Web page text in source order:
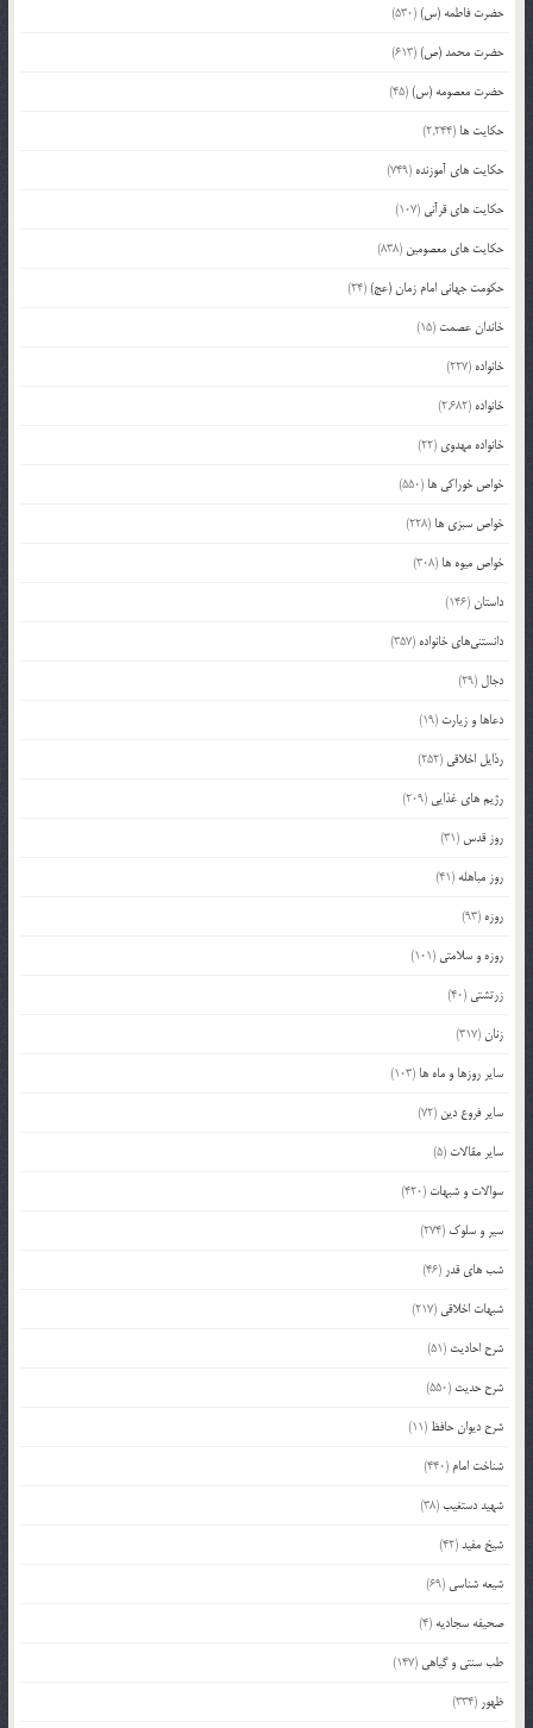
حضرت فاطمه (س)(530)
حضرت محمد (ص)(613)
حضرت معصومه (س)(45)
حکایت ها (2,244)
حکایت های آموزنده (749)
حکایت های قرآنی (107)
حکایت های معصومین (838)
حکومت جهانی امام زمان (عج)(24)
خاندان عصمت (15)
خانواده (227)
خانواده (2,682)
خانواده مهدوی (22)
خواص خوراکی ها (550)
خواص سبزی ها (228)
خواص میوه ها (308)
داستان (146)
دانستنی‌های خانواده (357)
دجال (29)
دعاها و زیارت (19)
رذایل اخلاقی (252)
رژیم های غذایی (209)
روز قدس (31)
روز مباهله (41)
روزه (93)
روزه و سلامتی (101)
زرتشتی (40)
زنان (317)
سایر روزها و ماه ها (103)
سایر فروع دین (72)
سایر مقالات (5)
سوالات و شبهات (420)
سیر و سلوک (274)
شب های قدر (46)
شبهات اخلاقی (217)
شرح احادیث (51)
شرح حدیث (550)
شرح دیوان حافظ (11)
شناخت امام (440)
شهید دستغیب(38)
شیخ مفید(42)
شیعه شناسی (69)
صحیفه سجادیه (4)
طب سنتی و گیاهی (147)
ظهور (334)